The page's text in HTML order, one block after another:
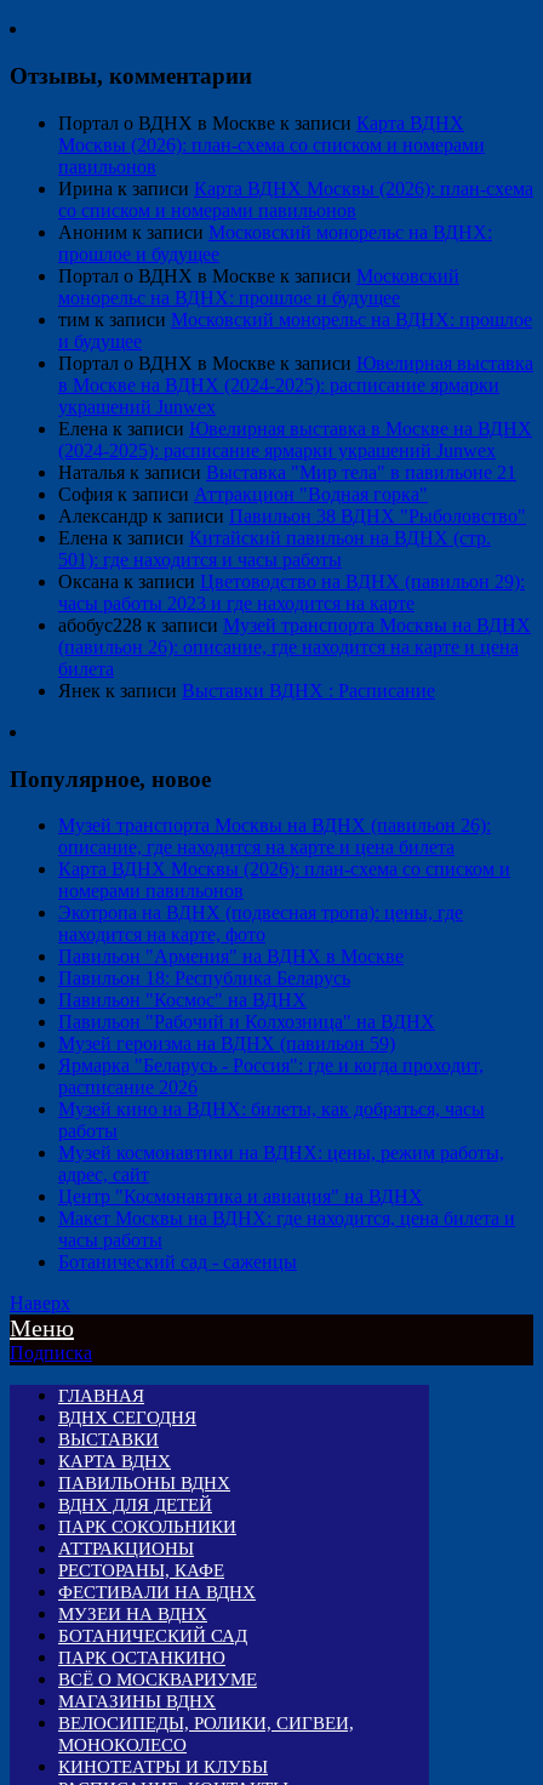
Отзывы, комментарии
Портал о ВДНХ в Москве к записи Карта ВДНХ
Москвы (2026): план-схема со списком и номерами
павильонов
Ирина к записи Карта ВДНХ Москвы (2026): план-схема
со списком и номерами павильонов
Аноним к записи Московский монорельс на ВДНХ:
прошлое и будущее
Портал о ВДНХ в Москве к записи Московский
монорельс на ВДНХ: прошлое и будущее
тим к записи Московский монорельс на ВДНХ: прошлое
и будущее
Портал о ВДНХ в Москве к записи Ювелирная выставка
в Москве на ВДНХ (2024-2025): расписание ярмарки
украшений Junwex
Елена к записи Ювелирная выставка в Москве на ВДНХ
(2024-2025): расписание ярмарки украшений Junwex
Наталья к записи Выставка "Мир тела" в павильоне 21
София к записи Аттракцион "Водная горка"
Александр к записи Павильон 38 ВДНХ "Рыболовство"
Елена к записи Китайский павильон на ВДНХ (стр.
501): где находится и часы работы
Оксана к записи Цветоводство на ВДНХ (павильон 29):
часы работы 2023 и где находится на карте
абобус228 к записи Музей транспорта Москвы на ВДНХ
(павильон 26): описание, где находится на карте и цена
билета
Янек к записи Выставки ВДНХ : Расписание
Популярное, новое
Музей транспорта Москвы на ВДНХ (павильон 26):
описание, где находится на карте и цена билета
Карта ВДНХ Москвы (2026): план-схема со списком и
номерами павильонов
Экотропа на ВДНХ (подвесная тропа): цены, где
находится на карте, фото
Павильон "Армения" на ВДНХ в Москве
Павильон 18: Республика Беларусь
Павильон "Космос" на ВДНХ
Павильон "Рабочий и Колхозница" на ВДНХ
Музей героизма на ВДНХ (павильон 59)
Ярмарка "Беларусь - Россия": где и когда проходит,
расписание 2026
Музей кино на ВДНХ: билеты, как добраться, часы
работы
Музей космонавтики на ВДНХ: цены, режим работы,
адрес, сайт
Центр "Космонавтика и авиация" на ВДНХ
Макет Москвы на ВДНХ: где находится, цена билета и
часы работы
Ботанический сад - саженцы
Наверх
Меню
Подписка
ГЛАВНАЯ
ВДНХ СЕГОДНЯ
ВЫСТАВКИ
КАРТА ВДНХ
ПАВИЛЬОНЫ ВДНХ
ВДНХ ДЛЯ ДЕТЕЙ
ПАРК СОКОЛЬНИКИ
АТТРАКЦИОНЫ
РЕСТОРАНЫ, КАФЕ
ФЕСТИВАЛИ НА ВДНХ
МУЗЕИ НА ВДНХ
БОТАНИЧЕСКИЙ САД
ПАРК ОСТАНКИНО
ВСЁ О МОСКВАРИУМЕ
МАГАЗИНЫ ВДНХ
ВЕЛОСИПЕДЫ, РОЛИКИ, СИГВЕИ,
МОНОКОЛЕСО
КИНОТЕАТРЫ И КЛУБЫ